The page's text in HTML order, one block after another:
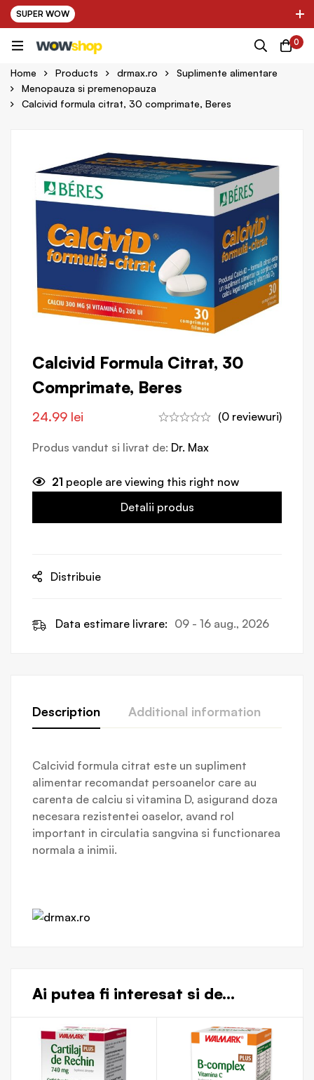
SUPER WOW
✌ Nou! Ultimii parteneri adaugati in platforma:
Farma ✌
0
Home Products drmax.ro
Suplimente alimentare
Menopauza si premenopauza
Calcivid formula citrat, 30 comprimate, Beres
Calcivid Formula Citrat, 30
Comprimate, Beres
24.99 lei (0 reviewuri)
Produs vandut si livrat de: Dr. Max
21 people are viewing this right now
Detalii produs
Distribuie
Data estimare livrare: 09 - 16 aug., 2026
Description Additional information
Calcivid formula citrat este un supliment
alimentar recomandat persoanelor care au
carenta de calciu si vitamina D, asigurand doza
necesara rezistentei oaselor, avand rol
important in circulatia sangvina si functionarea
normala a inimii.
Ai putea fi interesat si de...